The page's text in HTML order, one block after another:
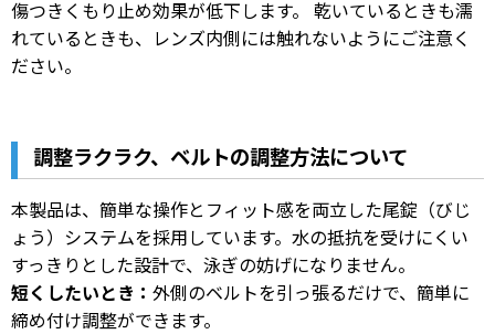
傷つきくもり止め効果が低下します。 乾いているときも濡
れているときも、レンズ内側には触れないようにご注意く
ださい。
調整ラクラク、ベルトの調整方法について
本製品は、簡単な操作とフィット感を両立した尾錠（びじ
ょう）システムを採用しています。水の抵抗を受けにくい
すっきりとした設計で、泳ぎの妨げになりません。
短くしたいとき： 外側のベルトを引っ張るだけで、簡単に
締め付け調整ができます。